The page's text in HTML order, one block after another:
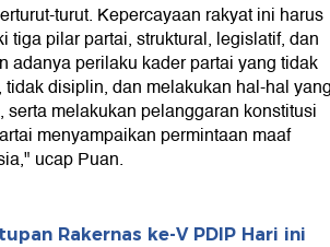
turut. Kepercayaan rakyat ini harus
tiga pilar partai, struktural, legislatif, dan
adanya perilaku kader partai yang tidak
disiplin, dan melakukan hal-hal yang
melakukan pelanggaran konstitusi
menyampaikan permintaan maaf
ucap Puan.
Rakernas ke-V PDIP Hari ini